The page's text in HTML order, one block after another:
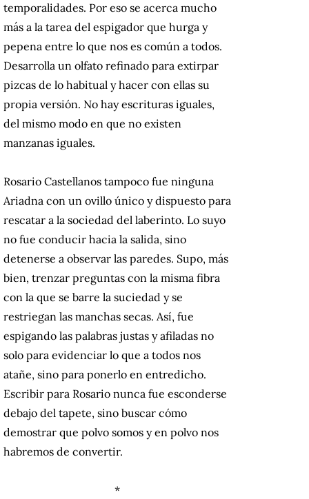
temporalidades. Por eso se acerca mucho
más a la tarea del espigador que hurga y
pepena entre lo que nos es común a todos.
Desarrolla un olfato refinado para extirpar
pizcas de lo habitual y hacer con ellas su
propia versión. No hay escrituras iguales,
del mismo modo en que no existen
manzanas iguales.
Rosario Castellanos tampoco fue ninguna
Ariadna con un ovillo único y dispuesto para
rescatar a la sociedad del laberinto. Lo suyo
no fue conducir hacia la salida, sino
detenerse a observar las paredes. Supo, más
bien, trenzar preguntas con la misma fibra
con la que se barre la suciedad y se
restriegan las manchas secas. Así, fue
espigando las palabras justas y afiladas no
solo para evidenciar lo que a todos nos
atañe, sino para ponerlo en entredicho.
Escribir para Rosario nunca fue esconderse
debajo del tapete, sino buscar cómo
demostrar que polvo somos y en polvo nos
habremos de convertir.
*